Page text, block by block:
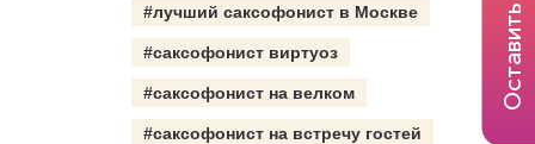
#лучший саксофонист в Москве
#саксофонист виртуоз
#саксофонист на велком
#саксофонист на встречу гостей